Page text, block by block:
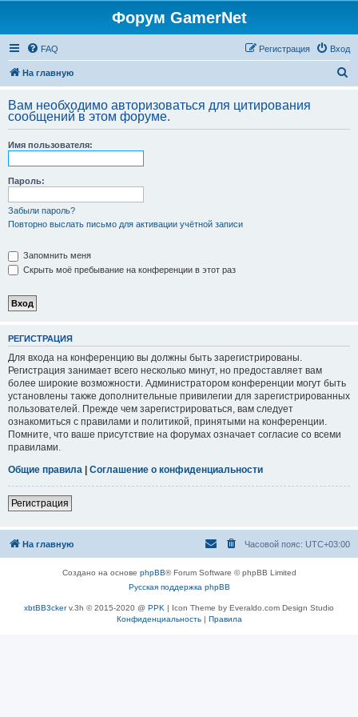
Форум GamerNet
FAQ Вход
Регистрация
На главную
с
Вам необходимо авторизоваться для цитирования
сообщений в этом форуме.
Имя пользователя:
Пароль:
Забыли пароль?
Повторно выслать письмо для активации учётной записи
Запомнить меня
Скрыть моё пребывание на конференции в этот раз
РЕГИСТРАЦИЯ
Для входа на конференцию вы должны быть зарегистрированы.
Регистрация занимает всего несколько минут, но предоставляет вам
более широкие возможности. Администратором конференции могут быть
установлены также дополнительные привилегии для зарегистрированных
пользователей. Прежде чем зарегистрироваться, вам следует
ознакомиться с правилами и политикой, принятыми на конференции.
Помните, что ваше присутствие на форумах означает согласие со всеми
правилами.
Общие правила | Соглашение о конфиденциальности
Регистрация
На главную Часовой пояс: UTC+03:00
Создано на основе phpBB® Forum Software © phpBB Limited
Русская поддержка phpBB
xbtBB3ckerv.3h © 2015-2020 @ PPK | Icon Theme by Everaldo.com Design Studio
Конфиденциальность| Правила